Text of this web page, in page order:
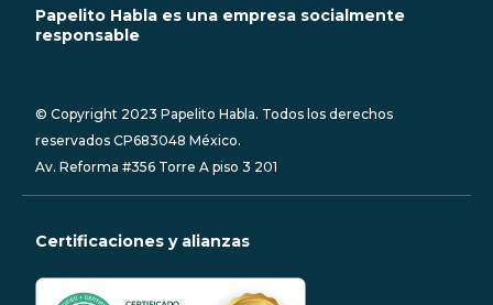
Papelito Habla es una empresa socialmente
responsable
© Copyright 2023 Papelito Habla. Todos los derechos
reservados CP683048 México.
Av. Reforma #356 Torre A piso 3 201
Certificaciones y alianzas